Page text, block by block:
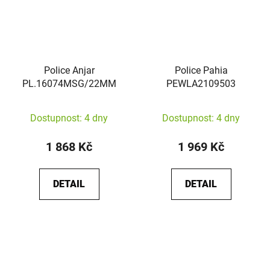
Police Anjar
PL.16074MSG/22MM
Dostupnost: 4 dny
1 868 Kč
DETAIL
Police Pahia
PEWLA2109503
Dostupnost: 4 dny
1 969 Kč
DETAIL